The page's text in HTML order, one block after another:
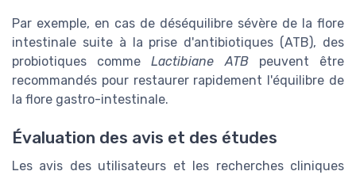
Par exemple, en cas de déséquilibre sévère de la flore
intestinale suite à la prise d'antibiotiques (ATB), des
probiotiques commeLactibiane ATBpeuvent être
recommandés pour restaurer rapidement l'équilibre de
la flore gastro-intestinale.
Évaluation des avis et des études
Les avis des utilisateurs et les recherches cliniques